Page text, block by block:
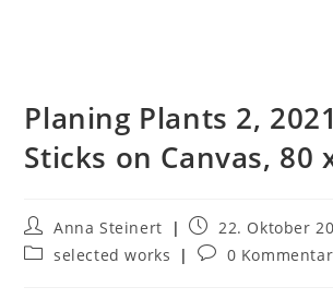
Planing Plants 2,
Sticks on Canvas, 80
Anna Steinert
22. Oktober
selected works
0